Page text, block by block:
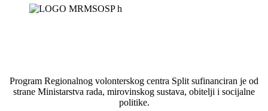
Program Regionalnog volonterskog centra Split sufinanciran je od
strane Ministarstva rada, mirovinskog sustava, obitelji i socijalne
politike.